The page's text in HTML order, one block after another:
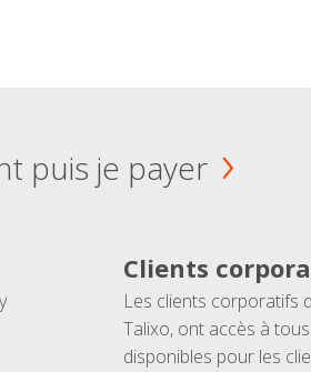
puis je payer
Clients
Les clients corporatifs
Talixo, ont accès à
disponibles pour les